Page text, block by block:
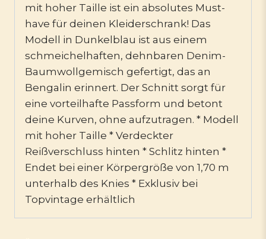
mit hoher Taille ist ein absolutes Must-
have für deinen Kleiderschrank! Das
Modell in Dunkelblau ist aus einem
schmeichelhaften, dehnbaren Denim-
Baumwollgemisch gefertigt, das an
Bengalin erinnert. Der Schnitt sorgt für
eine vorteilhafte Passform und betont
deine Kurven, ohne aufzutragen. * Modell
mit hoher Taille * Verdeckter
Reißverschluss hinten * Schlitz hinten *
Endet bei einer Körpergröße von 1,70 m
unterhalb des Knies * Exklusiv bei
Topvintage erhältlich